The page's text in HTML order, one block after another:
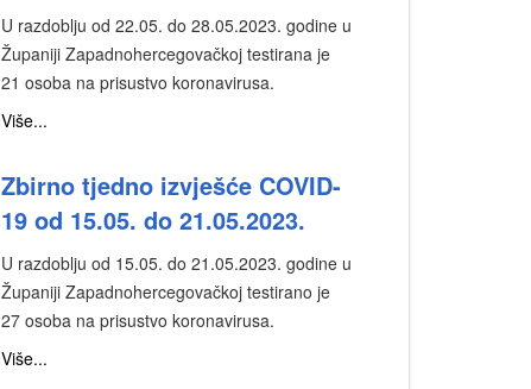
U razdoblju od 22.05. do 28.05.2023. godine u
Županiji Zapadnohercegovačkoj testirana je
21 osoba na prisustvo koronavirusa.
Više...
Zbirno tjedno izvješće COVID-
19 od 15.05. do 21.05.2023.
U razdoblju od 15.05. do 21.05.2023. godine u
Županiji Zapadnohercegovačkoj testirano je
27 osoba na prisustvo koronavirusa.
Više...